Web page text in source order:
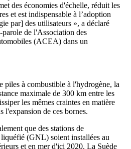
des économies d'échelle, réduit les
et est indispensable à l’adoption
par] des utilisateurs », a déclaré
de l'Association des
(ACEA) dans un
piles à combustible à l'hydrogène, la
maximale de 300 km entre les
les mêmes craintes en matière
l'expansion de ces bornes.
que des stations de
(GNL) soient installées au
et en mer d'ici 2020. La Suède